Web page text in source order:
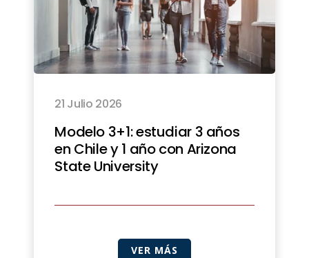
21 Julio 2026
Modelo 3+1: estudiar 3 años
en Chile y 1 año con Arizona
State University
VER MÁS